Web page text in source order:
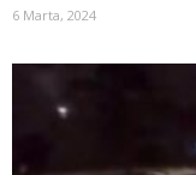
6 Marta, 2024